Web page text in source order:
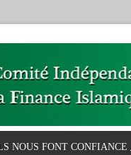
NOUS FONT CONFIANCE